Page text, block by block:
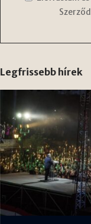
Legfrissebb hírek